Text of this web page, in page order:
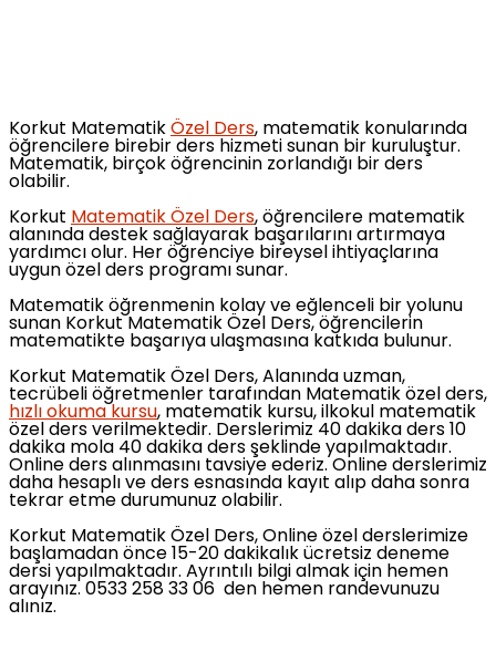
Korkut Matematik Özel Ders, matematik konularında
öğrencilere birebir ders hizmeti sunan bir kuruluştur.
Matematik, birçok öğrencinin zorlandığı bir ders
olabilir.
Korkut Matematik Özel Ders, öğrencilere matematik
alanında destek sağlayarak başarılarını artırmaya
yardımcı olur. Her öğrenciye bireysel ihtiyaçlarına
uygun özel ders programı sunar.
Matematik öğrenmenin kolay ve eğlenceli bir yolunu
sunan Korkut Matematik Özel Ders, öğrencilerin
matematikte başarıya ulaşmasına katkıda bulunur.
Korkut Matematik Özel Ders, Alanında uzman,
tecrübeli öğretmenler tarafından Matematik özel ders,
hızlı okuma kursu, matematik kursu, ilkokul matematik
özel ders verilmektedir. Derslerimiz 40 dakika ders 10
dakika mola 40 dakika ders şeklinde yapılmaktadır.
Online ders alınmasını tavsiye ederiz. Online derslerimiz
daha hesaplı ve ders esnasında kayıt alıp daha sonra
tekrar etme durumunuz olabilir.
Korkut Matematik Özel Ders, Online özel derslerimize
başlamadan önce 15-20 dakikalık ücretsiz deneme
dersi yapılmaktadır. Ayrıntılı bilgi almak için hemen
arayınız. 0533 258 33 06 den hemen randevunuzu
alınız.